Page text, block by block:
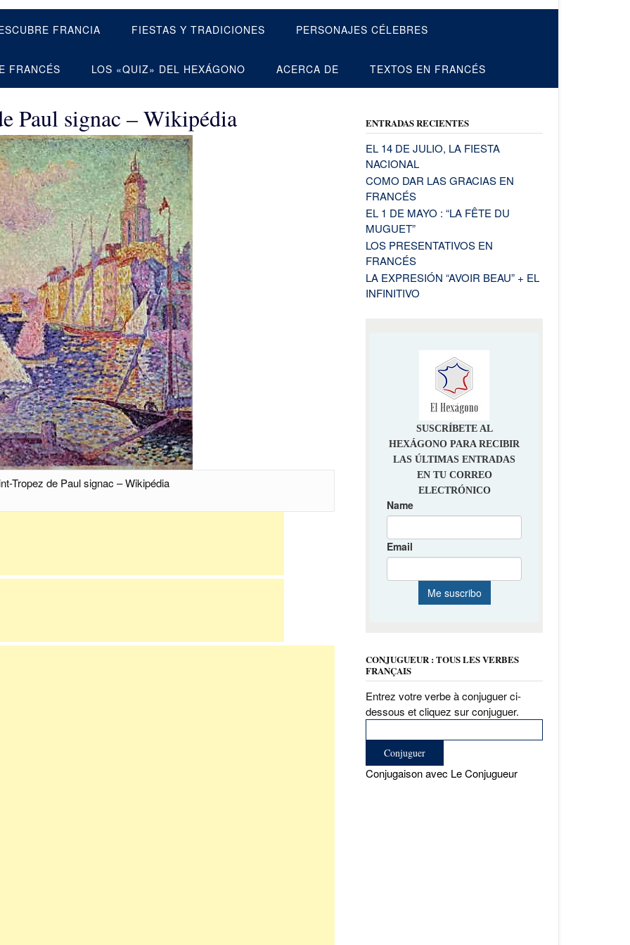
FRANCIA FIESTAS Y TRADICIONES PERSONAJES CÉLEBRES
FRANCÉS LOS «QUIZ» DEL HEXÁGONO ACERCA DE TEXTOS EN FRANCÉS
Paul signac – Wikipédia
Tropez de Paul signac – Wikipédia
ENTRADAS RECIENTES
EL 14 DE JULIO, LA FIESTA
NACIONAL
COMO DAR LAS GRACIAS EN
FRANCÉS
EL 1 DE MAYO : “LA FÊTE DU
MUGUET”
LOS PRESENTATIVOS EN
FRANCÉS
LA EXPRESIÓN “AVOIR BEAU” + EL
INFINITIVO
CONJUGUEUR : TOUS LES VERBES
FRANÇAIS
Entrez votre verbe à conjuguer ci-
dessous et cliquez sur conjuguer.
Conjugaison avec Le Conjugueur